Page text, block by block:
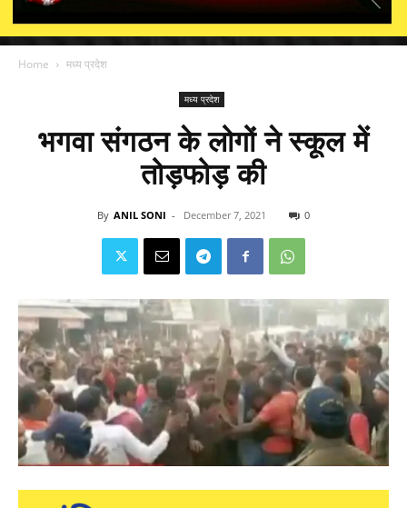
Home मध्य प्रदेश
मध्य प्रदेश
भगवा संगठन के लोगों ने स्‍कूल में
तोड़फोड़ की
By ANIL SONI - December 7, 2021 0